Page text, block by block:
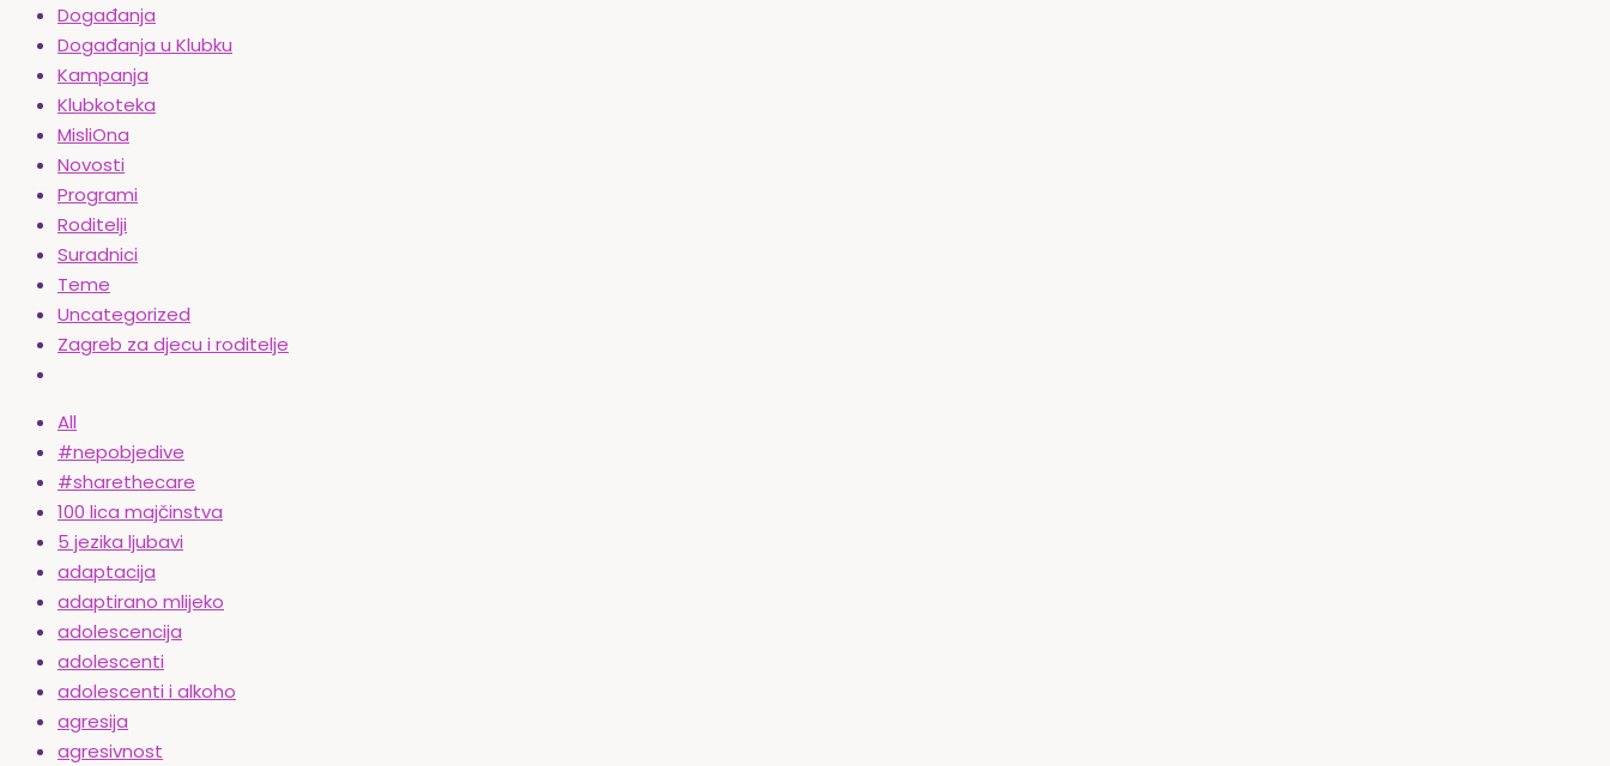
Događanja
Događanja u Klubku
Kampanja
Klubkoteka
MisliOna
Novosti
Programi
Roditelji
Suradnici
Teme
Uncategorized
Zagreb za djecu i roditelje
All
#nepobjedive
#sharethecare
100 lica majčinstva
5 jezika ljubavi
adaptacija
adaptirano mlijeko
adolescencija
adolescenti
adolescenti i alkoho
agresija
agresivnost